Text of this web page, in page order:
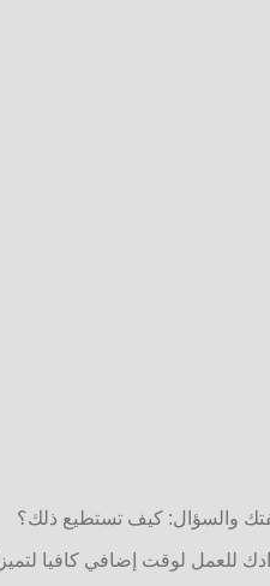
والسؤال: كيف تستطيع ذلك؟
للعمل لوقت إضافي كافيا